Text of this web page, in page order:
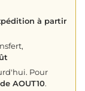
à partir
Pour
AOUT10.